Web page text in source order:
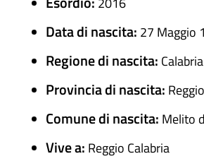
Data di nascita: 27 Maggio
Regione di nascita: Calabria
Provincia di nascita:
Comune di nascita: Melito
Vive a: Reggio Calabria